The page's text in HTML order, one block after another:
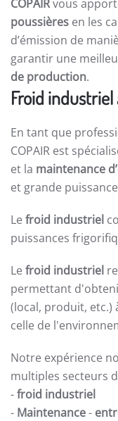
COPAIRvous
poussières en les
d’émission de
garantir une
de production.
Froid industriel
En tant que
COPAIR est
et la maintenance
et grande
Le froid industriel
puissances
Le froid industriel
permettant
(local, produit,
celle de
Notre expérience
multiples secteurs
-froid industriel
- Maintenance-